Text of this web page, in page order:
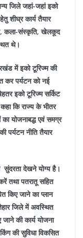
जिले जहां-जहां इको
शीघ्र कार्य तैयार
कला-संस्कृति, खेलकूद
थे।
में इको टूरिज्म की
कर पर्यटन को नई
इको टूरिज्म सर्किट
कि राज्य के भीतर
का योजनाबद्ध एवं समग्र
पर्यटन नीति तैयार
सुंदरता देखने योग्य है।
तथा पतरातू सहित
किए जाने का प्लान
जिले में अवस्थित
की कार्य योजना
की सुविधा विकसित